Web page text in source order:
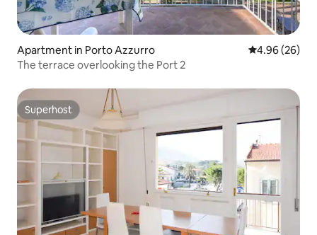
Apartment in Porto Azzurro 4.96 out of 5
4.96 (26)
The terrace overlooking the Port 2
Superhost
Superhost